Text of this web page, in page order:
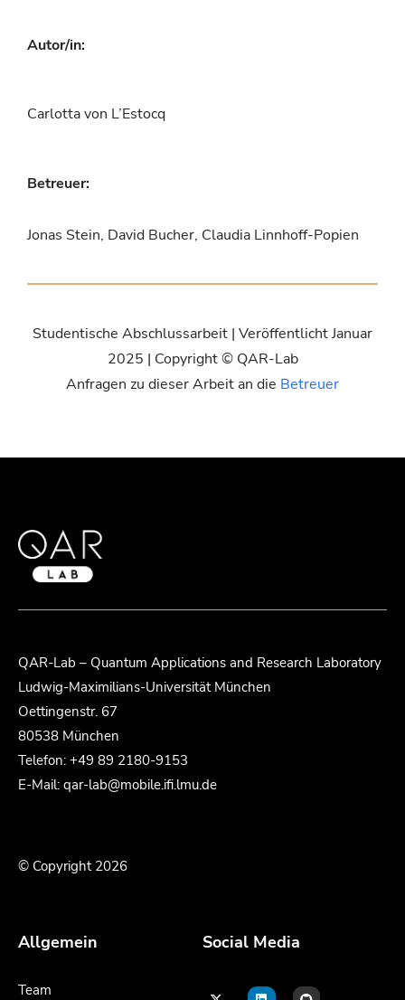
Autor/in:
Carlotta von L’Estocq
Betreuer:
Jonas Stein, David Bucher, Claudia Linnhoff-Popien
Studentische Abschlussarbeit | Veröffentlicht Januar
2025 | Copyright © QAR-Lab
Anfragen zu dieser Arbeit an die Betreuer
QAR-Lab – Quantum Applications and Research Laboratory
Ludwig-Maximilians-Universität München
Oettingenstr. 67
80538 München
Telefon: +49 89 2180-9153
E-Mail: qar-lab@mobile.ifi.lmu.de
© Copyright 2026
Allgemein
Team
Social Media